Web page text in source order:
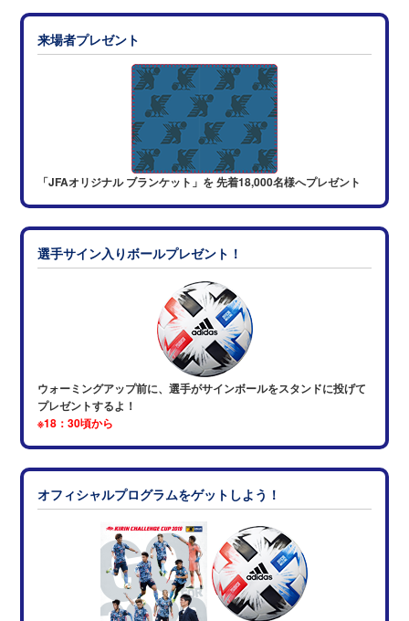
来場者プレゼント
「JFAオリジナル ブランケット」を 先着18,000名様へプレゼント
選手サイン入りボールプレゼント！
ウォーミングアップ前に、選手がサインボールをスタンドに投げて
プレゼントするよ！
※18：30頃から
オフィシャルプログラムをゲットしよう！